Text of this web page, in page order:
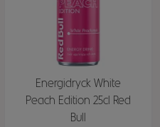
Energidryck White
Peach Edition 25cl Red
Bull